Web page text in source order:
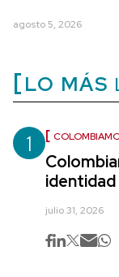
agosto 5, 2026
LO MÁS
1
identidad
julio 31, 2026